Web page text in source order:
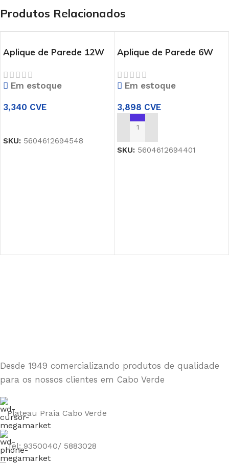
Produtos Relacionados
Aplique de Parede 12W
Em estoque
3,340 CVE
SKU: 5604612694548
Aplique de Parede 6W
Em estoque
3,898 CVE
ADICIONAR
SKU: 5604612694401
Desde 1949 comercializando produtos de qualidade
para os nossos clientes em Cabo Verde
Plateau Praia Cabo Verde
Tel: 9350040/ 5883028